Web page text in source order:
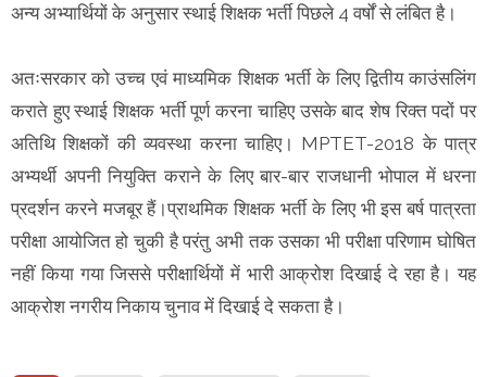
अन्य अभ्यार्थियों के अनुसार स्थाई शिक्षक भर्ती पिछले 4 वर्षों से लंबित है।
अतःसरकार को उच्च एवं माध्यमिक शिक्षक भर्ती के लिए द्वितीय काउंसलिंग
कराते हुए स्थाई शिक्षक भर्ती पूर्ण करना चाहिए उसके बाद शेष रिक्त पदों पर
अतिथि शिक्षकों की व्यवस्था करना चाहिए। MPTET-2018 के पात्र
अभ्यर्थी अपनी नियुक्ति कराने के लिए बार-बार राजधानी भोपाल में धरना
प्रदर्शन करने मजबूर हैं।प्राथमिक शिक्षक भर्ती के लिए भी इस बर्ष पात्रता
परीक्षा आयोजित हो चुकी है परंतु अभी तक उसका भी परीक्षा परिणाम घोषित
नहीं किया गया जिससे परीक्षार्थियों में भारी आक्रोश दिखाई दे रहा है। यह
आक्रोश नगरीय निकाय चुनाव में दिखाई दे सकता है।